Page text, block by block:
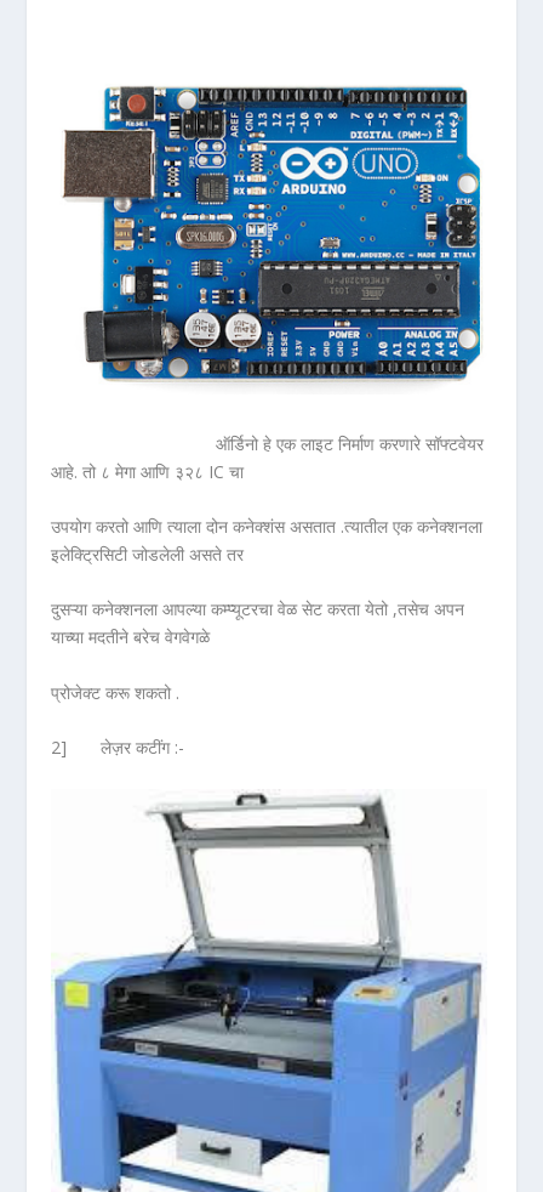
ऑर्डिनो हे एक लाइट निर्माण करणारे सॉफ्टवेयर
आहे. तो ८ मेगा आणि ३२८ IC चा
उपयोग करतो आणि त्याला दोन कनेक्शंस असतात .त्यातील एक कनेक्शनला
इलेक्ट्रिसिटी जोडलेली असते तर
दुसऱ्या कनेक्शनला आपल्या कम्प्यूटरचा वेळ सेट करता येतो ,तसेच अपन
याच्या मदतीने बरेच वेगवेगळे
प्रोजेक्ट करू शकतो .
2] लेज़र कटींग :-